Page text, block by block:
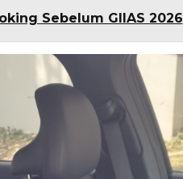
Sebelum GIIAS 2026